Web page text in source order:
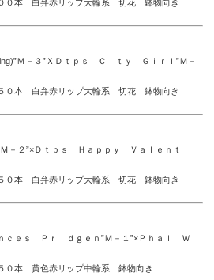
０本 白弁赤リップ大輪系 切花 鉢物向き
Ｍ－３”ＸＤｔｐｓ Ｃｉｔｙ Ｇｉｒｌ”Ｍ－
０本 白弁赤リップ大輪系 切花 鉢物向き
－２”×Ｄｔｐｓ Ｈａｐｐｙ Ｖａｌｅｎｔｉ
０本 白弁赤リップ大輪系 切花 鉢物向き
ｅｓ Ｐｒｉｄｇｅｎ”Ｍ－１”×Ｐｈａｌ Ｗ
本 黄色赤リップ中輪系 鉢物向き